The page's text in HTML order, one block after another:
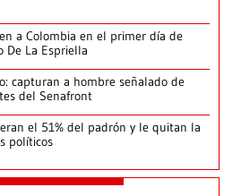
a Colombia en el primer día de
De La Espriella
capturan a hombre señalado de
del Senafront
el 51% del padrón y le quitan la
políticos